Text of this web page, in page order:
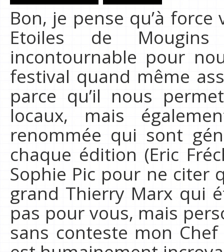
Bon, je pense qu’à
Etoiles de
incontournable pour
festival quand même
parce qu’il nous
locaux, mais
renommée qui sont
chaque édition (Eric
Sophie Pic pour ne citer
grand Thierry Marx qui
pas pour vous, mais
sans conteste mon